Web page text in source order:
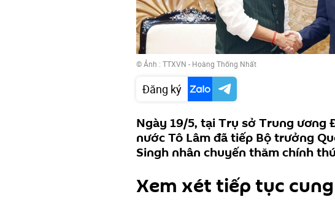
© Ảnh : TTXVN - Hoàng Thống Nhất
Đăng ký
Ngày 19/5, tại Trụ sở Trung ương
nước Tô Lâm đã tiếp Bộ trưởng
Singh nhân chuyến thăm chính
Xem xét tiếp tục